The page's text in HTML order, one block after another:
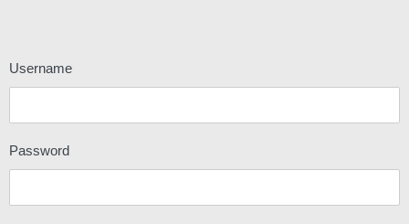
Username
Password